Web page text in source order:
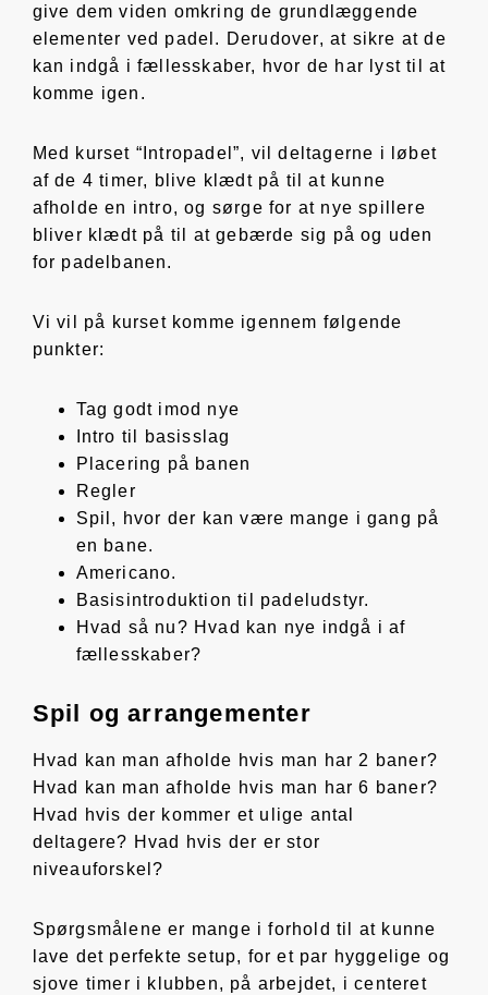
give dem viden omkring de grundlæggende
elementer ved padel. Derudover, at sikre at de
kan indgå i fællesskaber, hvor de har lyst til at
komme igen.
Med kurset “Intropadel”, vil deltagerne i løbet
af de 4 timer, blive klædt på til at kunne
afholde en intro, og sørge for at nye spillere
bliver klædt på til at gebærde sig på og uden
for padelbanen.
Vi vil på kurset komme igennem følgende
punkter:
Tag godt imod nye
Intro til basisslag
Placering på banen
Regler
Spil, hvor der kan være mange i gang på
en bane.
Americano.
Basisintroduktion til padeludstyr.
Hvad så nu? Hvad kan nye indgå i af
fællesskaber?
Spil og arrangementer
Hvad kan man afholde hvis man har 2 baner?
Hvad kan man afholde hvis man har 6 baner?
Hvad hvis der kommer et ulige antal
deltagere? Hvad hvis der er stor
niveauforskel?
Spørgsmålene er mange i forhold til at kunne
lave det perfekte setup, for et par hyggelige og
sjove timer i klubben, på arbejdet, i centeret